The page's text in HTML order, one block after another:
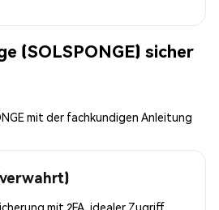
(SOLSPONGE) sicher
mit der fachkundigen Anleitung
mit 2FA, idealer Zugriff.